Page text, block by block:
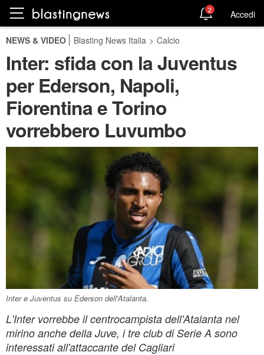
2 Accedi
NEWS & VIDEO Blasting News Italia > Calcio
Inter: sfida con la Juventus
per Ederson, Napoli,
Fiorentina e Torino
vorrebbero Luvumbo
Inter e Juventus su Ederson dell'Atalanta.
L'Inter vorrebbe il centrocampista dell'Atalanta nel
mirino anche della Juve, i tre club di Serie A sono
interessati all'attaccante del Cagliari